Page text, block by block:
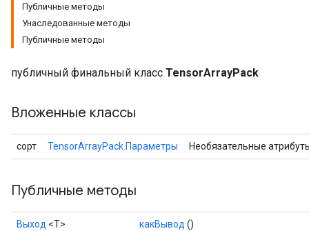
Публичные методы
Унаследованные методы
Публичные методы
публичный финальный класс TensorArrayPack
Вложенные классы
сорт TensorArrayPack.Параметры Необязательные
Публичные методы
Выход <Т> какВывод ()